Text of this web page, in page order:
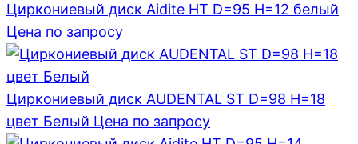
Циркониевый диск Aidite HT D=95 H=12 белый
Цена по запросу
Циркониевый диск AUDENTAL ST D=98 H=18
цвет Белый Цена по запросу